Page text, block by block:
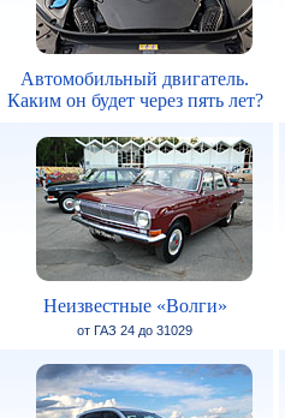
Автомобильный двигатель.
Каким он будет через пять лет?
Неизвестные «Волги»
от ГАЗ 24 до 31029